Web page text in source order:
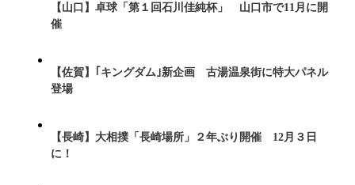
【山口】卓球「第１回石川佳純杯」 山口市で11月に開
催
【佐賀】｢キングダム｣新企画 古湯温泉街に特大パネル
登場
【長崎】大相撲「長崎場所」２年ぶり開催 12月３日
に！